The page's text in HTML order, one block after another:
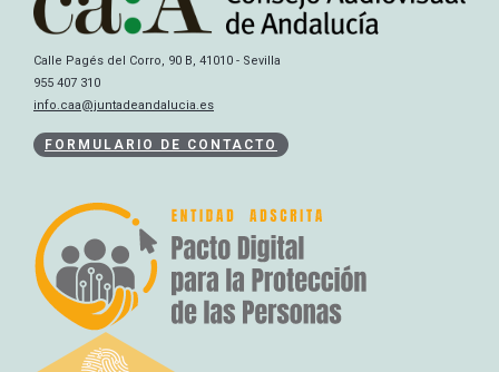
Calle Pagés del Corro, 90 B, 41010 - Sevilla
955 407 310
info.caa@juntadeandalucia.es
FORMULARIO DE CONTACTO